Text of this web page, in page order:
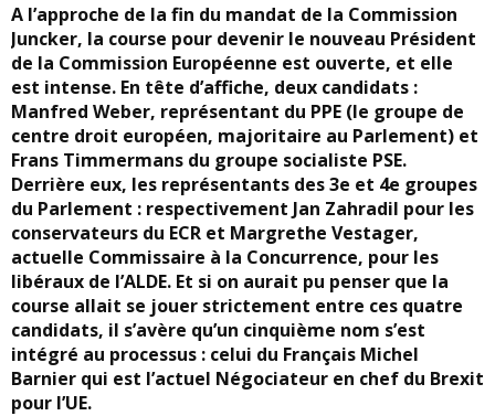
A l’approche de la fin du mandat de la Commission
Juncker, la course pour devenir le nouveau Président
de la Commission Européenne est ouverte, et elle
est intense. En tête d’affiche, deux candidats :
Manfred Weber, représentant du PPE (le groupe de
centre droit européen, majoritaire au Parlement) et
Frans Timmermans du groupe socialiste PSE.
Derrière eux, les représentants des 3e et 4e groupes
du Parlement : respectivement Jan Zahradil pour les
conservateurs du ECR et Margrethe Vestager,
actuelle Commissaire à la Concurrence, pour les
libéraux de l’ALDE. Et si on aurait pu penser que la
course allait se jouer strictement entre ces quatre
candidats, il s’avère qu’un cinquième nom s’est
intégré au processus : celui du Français Michel
Barnier qui est l’actuel Négociateur en chef du Brexit
pour l’UE.